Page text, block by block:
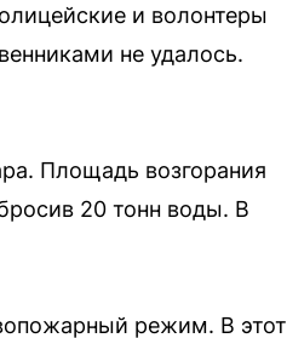
и волонтеры
не удалось.
Площадь возгорания
20 тонн воды. В
режим. В этот